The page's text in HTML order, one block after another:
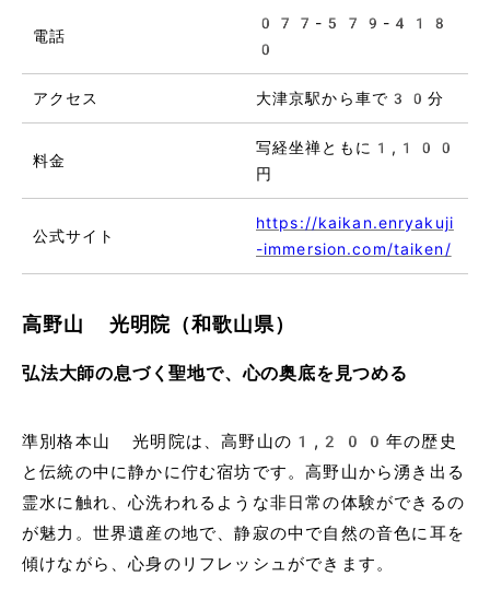
電話
077-579-418
0
アクセス 大津京駅から車で30分
料金
写経坐禅ともに1,100
円
公式サイト
https://kaikan.enryakuji
-immersion.com/taiken/
高野山 光明院（和歌山県）
弘法大師の息づく聖地で、心の奥底を見つめる
準別格本山 光明院は、高野山の1,200年の歴史
と伝統の中に静かに佇む宿坊です。高野山から湧き出る
霊水に触れ、心洗われるような非日常の体験ができるの
が魅力。世界遺産の地で、静寂の中で自然の音色に耳を
傾けながら、心身のリフレッシュができます。